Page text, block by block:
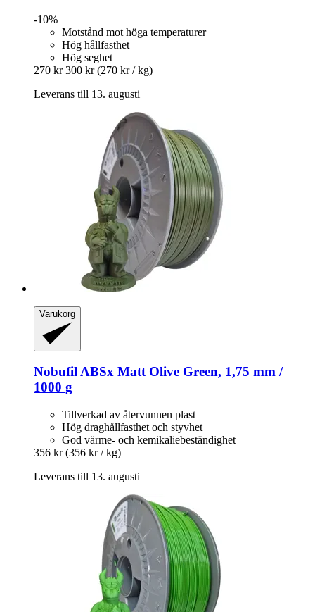
-10%
Motstånd mot höga temperaturer
Hög hållfasthet
Hög seghet
270 kr 300 kr (270 kr / kg)
Leverans till 13. augusti
Varukorg
NobufilABSx Matt Olive Green, 1,75 mm /
1000 g
Tillverkad av återvunnen plast
Hög draghållfasthet och styvhet
God värme- och kemikaliebeständighet
356 kr (356 kr / kg)
Leverans till 13. augusti